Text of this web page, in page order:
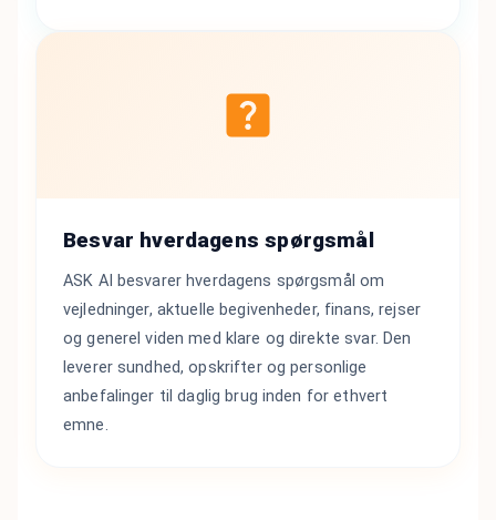
Besvar hverdagens spørgsmål
ASK AI besvarer hverdagens spørgsmål om
vejledninger, aktuelle begivenheder, finans, rejser
og generel viden med klare og direkte svar. Den
leverer sundhed, opskrifter og personlige
anbefalinger til daglig brug inden for ethvert
emne.